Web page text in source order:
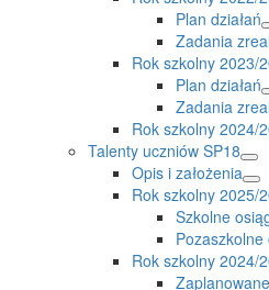
Plan działań
Zadania
Rok szkolny 2023/
Plan działań
Zadania
Rok szkolny 2024/
Talenty uczniów SP18
Opis i założenia
Rok szkolny 2025/
Szkolne
Rok szkolny 2024/